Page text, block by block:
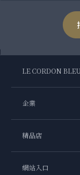
LE CORDON
企業
精品店
網站入口